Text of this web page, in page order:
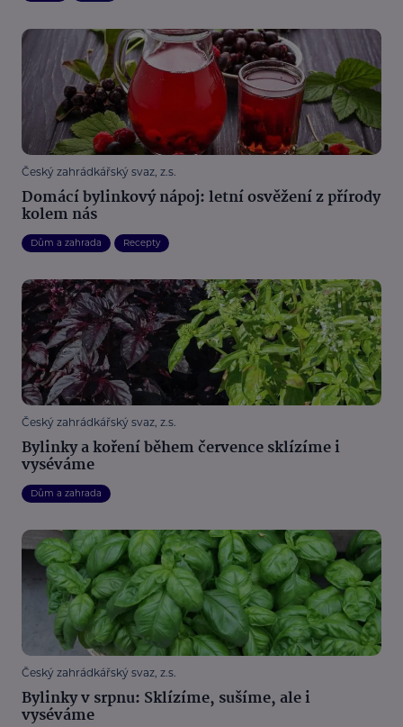
Český zahrádkářský svaz, z.s.
Domácí bylinkový nápoj: letní osvěžení z přírody
kolem nás
Dům a zahrada Recepty
Český zahrádkářský svaz, z.s.
Bylinky a koření během července sklízíme i
vyséváme
Dům a zahrada
Český zahrádkářský svaz, z.s.
Bylinky v srpnu: Sklízíme, sušíme, ale i
vyséváme